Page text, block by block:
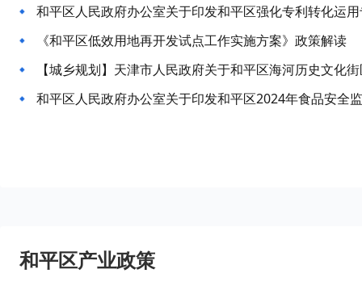
和平区人民政府办公室关于印发和平区强化专利转化运
《和平区低效用地再开发试点工作实施方案》政策解读
和平区人民政府办公室关于印发和平区2024年食品安全
和平区产业政策